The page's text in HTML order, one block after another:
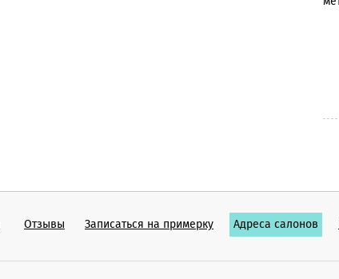
Отзывы Записаться на примерку Адреса салонов